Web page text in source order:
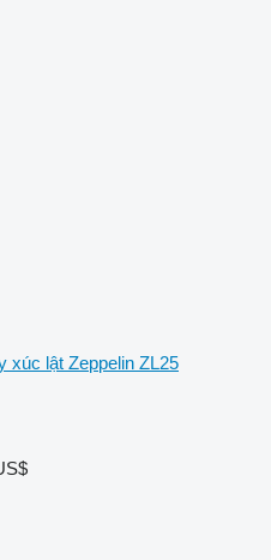
xúc lật Zeppelin ZL25